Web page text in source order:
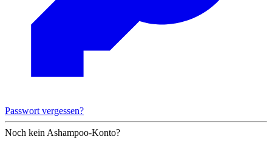
Passwort vergessen?
Noch kein Ashampoo-Konto?